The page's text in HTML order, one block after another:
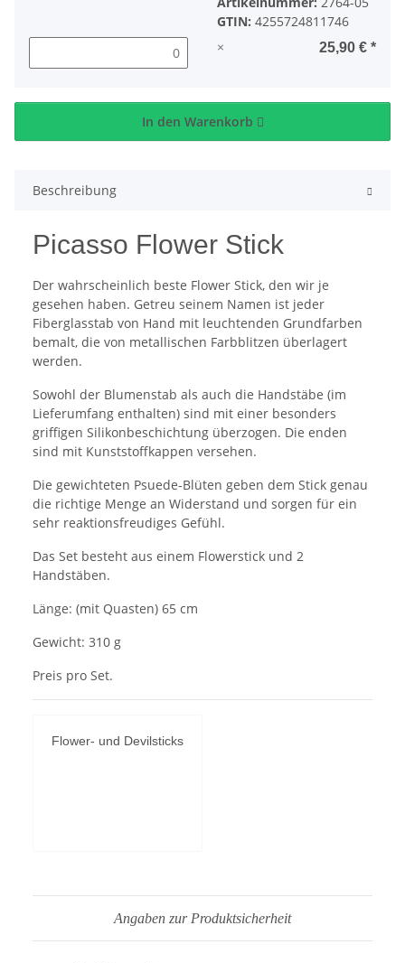
GTIN: 4255724811746
×
25,90 € *
In den Warenkorb
Beschreibung
Picasso Flower Stick
Der wahrscheinlich beste Flower Stick, den wir je
gesehen haben. Getreu seinem Namen ist jeder
Fiberglasstab von Hand mit leuchtenden Grundfarben
bemalt, die von metallischen Farbblitzen überlagert
werden.
Sowohl der Blumenstab als auch die Handstäbe (im
Lieferumfang enthalten) sind mit einer besonders
griffigen Silikonbeschichtung überzogen. Die enden
sind mit Kunststoffkappen versehen.
Die gewichteten Psuede-Blüten geben dem Stick genau
die richtige Menge an Widerstand und sorgen für ein
sehr reaktionsfreudiges Gefühl.
Das Set besteht aus einem Flowerstick und 2
Handstäben.
Länge: (mit Quasten) 65 cm
Gewicht: 310 g
Preis pro Set.
Flower- und Devilsticks
Angaben zur Produktsicherheit